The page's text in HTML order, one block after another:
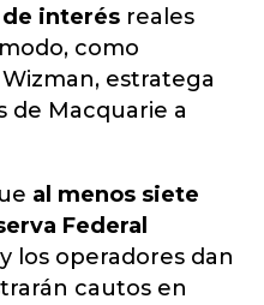
interés reales
como
estratega
de Macquarie a
al menos siete
Federal
y los operadores dan
cautos en